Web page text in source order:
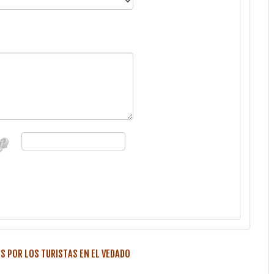
POR LOS TURISTAS EN EL VEDADO